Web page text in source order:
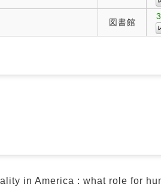
図書館
in America : what role for